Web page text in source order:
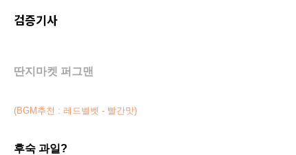
검증기사
딴지마켓 퍼그맨
(BGM추천 : 레드벨벳 - 빨간맛)
후숙 과일?